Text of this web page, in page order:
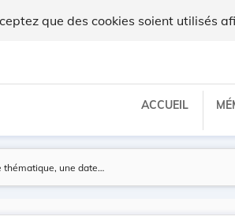
que des cookies soient utilisés
ACCUEIL